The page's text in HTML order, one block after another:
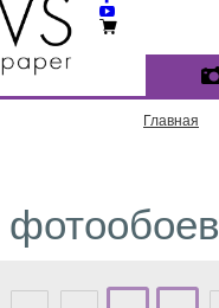
Главная
фотообоев